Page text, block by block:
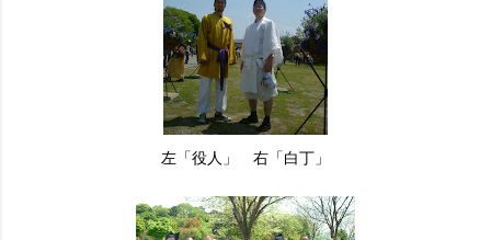
左「役人」 右「白丁」